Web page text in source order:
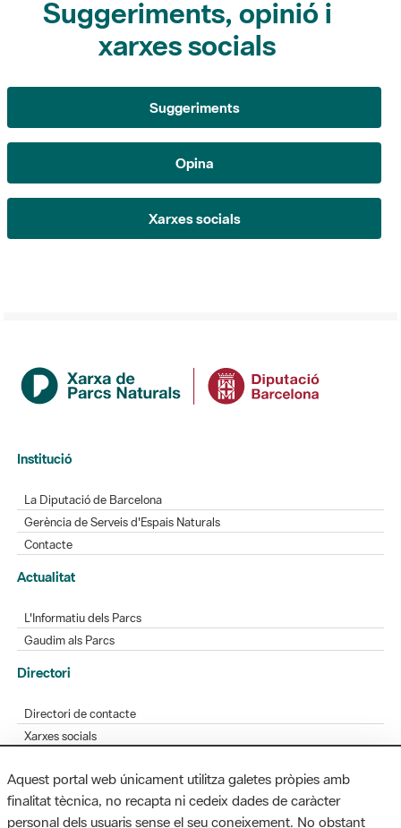
Suggeriments
Opina
Xarxes socials
Institució
Gerència de Serveis d'Espais Naturals
Actualitat
L'Informatiu dels Parcs
Gaudim als Parcs
Directori de contacte
Xarxes socials
Bústia de suggeriments
Opineu sobre els parcs
Aquest portal web únicament utilitza galetes pròpies amb
finalitat tècnica, no recapta ni cedeix dades de caràcter
personal dels usuaris sense el seu coneixement. No obstant